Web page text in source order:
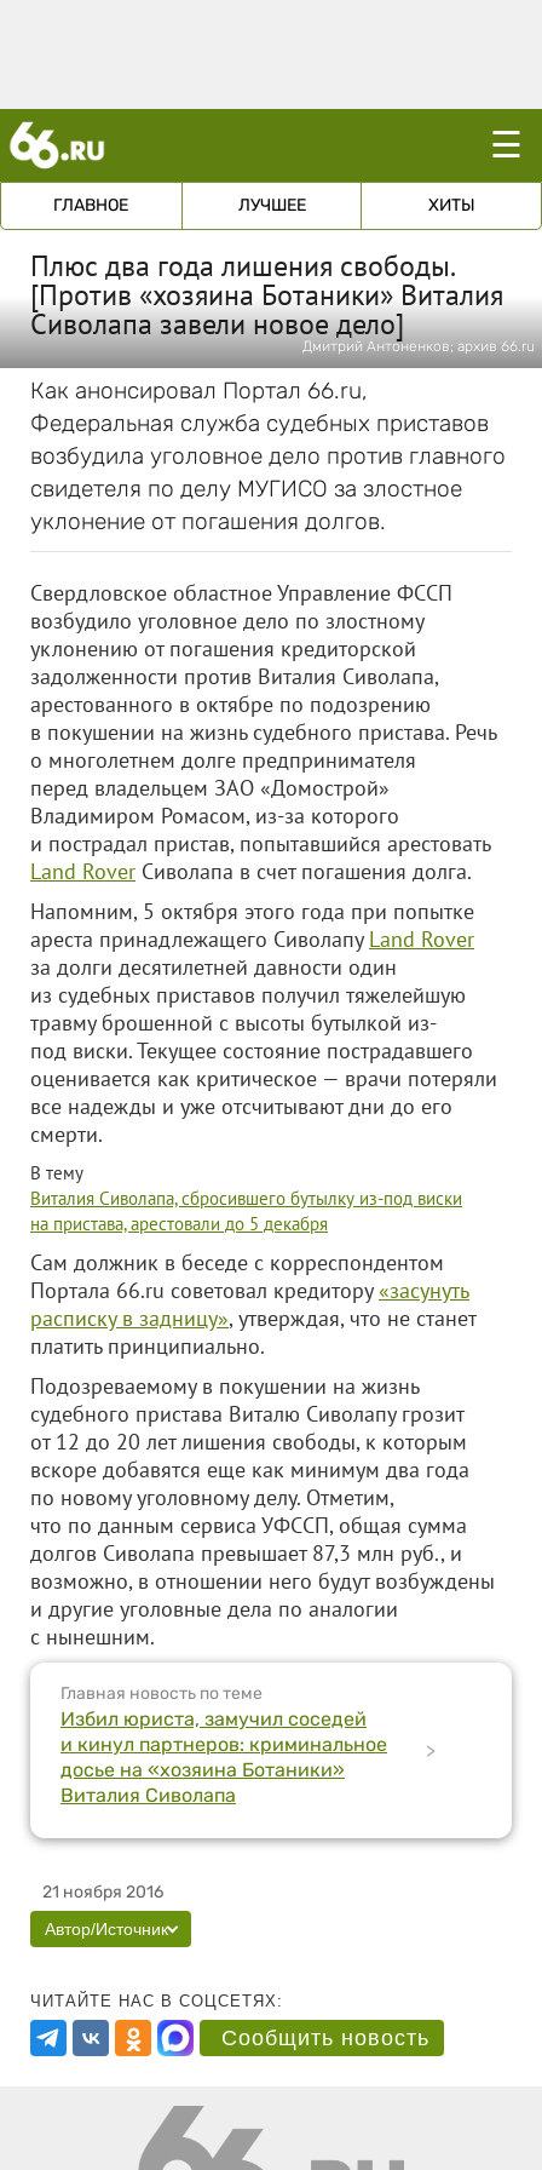
☰
ГЛАВНОЕ ЛУЧШЕЕ ХИТЫ
Плюс два года лишения свободы.
[Против «хозяина Ботаники» Виталия
Сиволапа завели новое дело]
Дмитрий Антоненков; архив 66.ru
Как анонсировал Портал 66.ru,
Федеральная служба судебных приставов
возбудила уголовное дело против главного
свидетеля по делу МУГИСО за злостное
уклонение от погашения долгов.
Свердловское областное Управление ФССП
возбудило уголовное дело по злостному
уклонению от погашения кредиторской
задолженности против Виталия Сиволапа,
арестованного в октябре по подозрению
в покушении на жизнь судебного пристава. Речь
о многолетнем долге предпринимателя
перед владельцем ЗАО «Домострой»
Владимиром Ромасом, из-за которого
и пострадал пристав, попытавшийся арестовать
Land Rover Сиволапа в счет погашения долга.
Напомним, 5 октября этого года при попытке
ареста принадлежащего Сиволапу Land Rover
за долги десятилетней давности один
из судебных приставов получил тяжелейшую
травму брошенной с высоты бутылкой из-
под виски. Текущее состояние пострадавшего
оценивается как критическое — врачи потеряли
все надежды и уже отсчитывают дни до его
смерти.
В тему
Виталия Сиволапа, сбросившего бутылку из-под виски
на пристава, арестовали до 5 декабря
Сам должник в беседе с корреспондентом
Портала 66.ru советовал кредитору«засунуть
расписку в задницу», утверждая, что не станет
платить принципиально.
Подозреваемому в покушении на жизнь
судебного пристава Виталю Сиволапу грозит
от 12 до 20 лет лишения свободы, к которым
вскоре добавятся еще как минимум два года
по новому уголовному делу. Отметим,
что по данным сервиса УФССП, общая сумма
долгов Сиволапа превышает 87,3 млн руб., и
возможно, в отношении него будут возбуждены
и другие уголовные дела по аналогии
с нынешним.
Главная новость по теме
Избил юриста, замучил соседей
и кинул партнеров: криминальное
досье на «хозяина Ботаники»
Виталия Сиволапа
>
21 ноября 2016
Автор/Источник
ЧИТАЙТЕ НАС В СОЦСЕТЯХ:
Сообщить новость